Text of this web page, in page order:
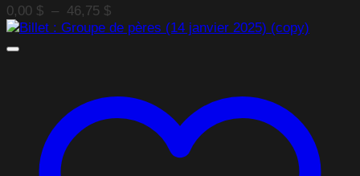
0,00 $ – 46,75 $Plage
de
46,75 $